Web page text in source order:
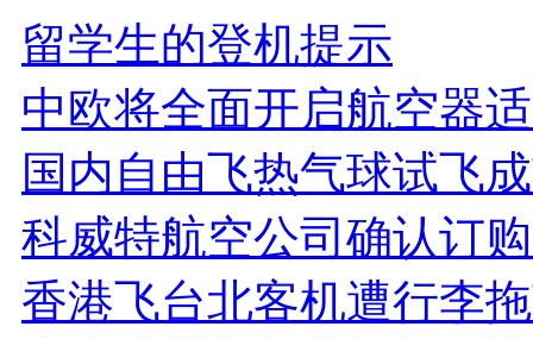
留学生的登机提示
中欧将全面开启航空器
国内自由飞热气球试飞
科威特航空公司确认订
香港飞台北客机遭行李